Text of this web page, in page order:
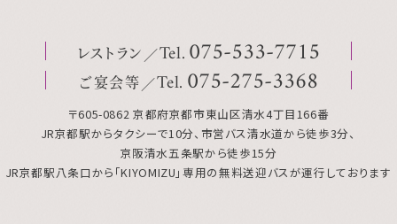
レストラン Tel. 075-533-7715
ご宴会等 Tel. 075-275-3368
〒605-0862 京都府京都市東山区清水4丁目166番
JR京都駅からタクシーで10分、市営バス清水道から徒歩3分、
京阪清水五条駅から徒歩15分
JR京都駅八条口から「KIYOMIZU」専用の無料送迎バスが運行しております